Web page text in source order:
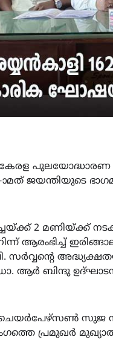
പുലയോദ്ധാരണ
ാമത് ജയന്തിയുടെ
2 മണിയ്ക്ക്
ആരംഭിച്ച്
സർവ്വൻ്റെ
ഡോ. ആർ ബിന്ദു
ചെയർപേഴ്‌സൺ സുജ
പ്രമുഖർ